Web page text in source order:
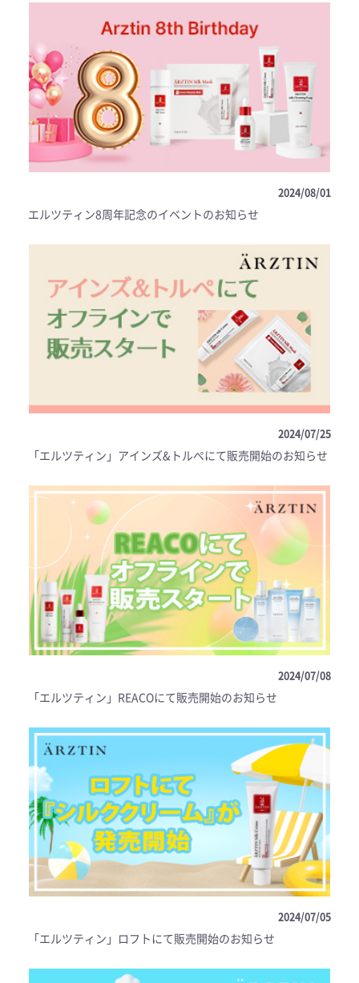
2024/08/01
エルツティン8周年記念のイベントのお知らせ
2024/07/25
「エルツティン」アインズ&トルぺにて販売開始のお知らせ
2024/07/08
「エルツティン」REACOにて販売開始のお知らせ
2024/07/05
「エルツティン」ロフトにて販売開始のお知らせ